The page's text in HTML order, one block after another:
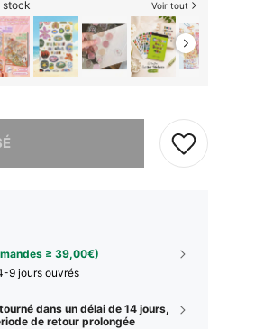
stock Voir tout
≥ 39,00€)
9 jours ouvrés
dans un délai de 14 jours,
de retour prolongée